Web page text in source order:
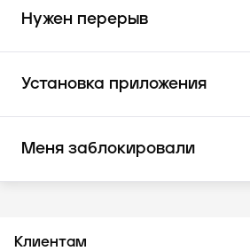
Нужен перерыв
Установка приложения
Меня заблокировали
Клиентам